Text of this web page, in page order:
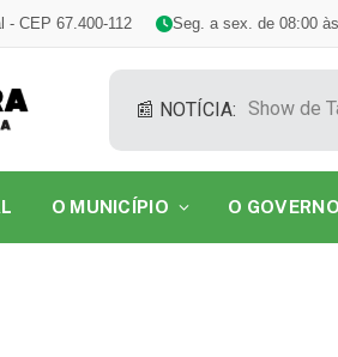
- CEP 67.400-112 Seg. a sex. de 08:00
📰 NOTÍCIA:
O MUNICÍPIO O GOVERNO